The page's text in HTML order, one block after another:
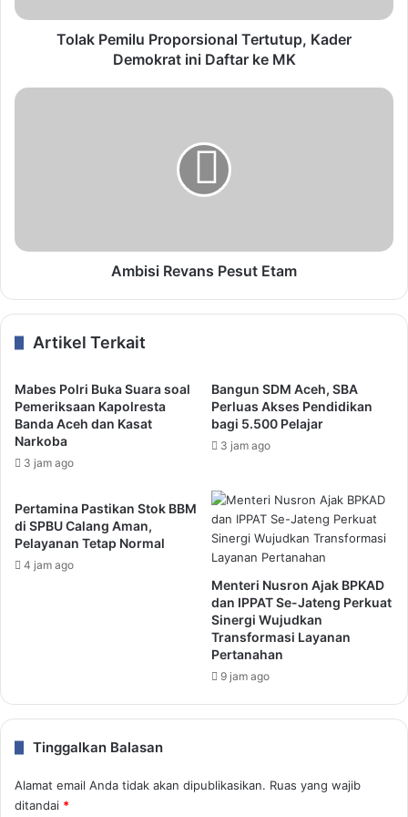
Tolak Pemilu Proporsional Tertutup, Kader
Demokrat ini Daftar ke MK
Ambisi Revans Pesut Etam
Artikel Terkait
Mabes Polri Buka Suara soal
Pemeriksaan Kapolresta
Banda Aceh dan Kasat
Narkoba
3 jam ago
Bangun SDM Aceh, SBA
Perluas Akses Pendidikan
bagi 5.500 Pelajar
3 jam ago
Pertamina Pastikan Stok BBM
di SPBU Calang Aman,
Pelayanan Tetap Normal
4 jam ago
Menteri Nusron Ajak BPKAD
dan IPPAT Se-Jateng Perkuat
Sinergi Wujudkan
Transformasi Layanan
Pertanahan
9 jam ago
Tinggalkan Balasan
Alamat email Anda tidak akan dipublikasikan. Ruas yang wajib
ditandai *